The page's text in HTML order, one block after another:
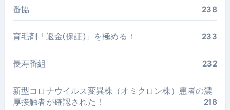
番協 238
育毛剤「返金(保証)」を極める！ 233
長寿番組 232
新型コロナウイルス変異株（オミクロン株）患者の濃
厚接触者が確認された！
218